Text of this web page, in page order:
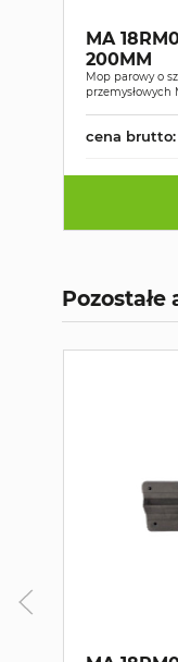
MA
200MM
Mop parowy o
przemysłowych
cena brutto:
Pozostałe